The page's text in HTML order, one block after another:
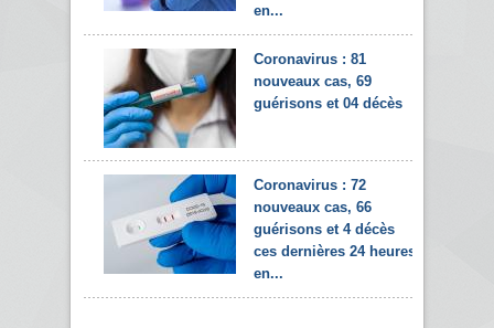
en...
Coronavirus : 81
nouveaux cas, 69
guérisons et 04 décès
Coronavirus : 72
nouveaux cas, 66
guérisons et 4 décès
ces dernières 24 heures
en...